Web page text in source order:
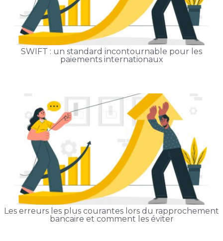
SWIFT : un standard incontournable pour les
paiements internationaux
Les erreurs les plus courantes lors du rapprochement
bancaire et comment les éviter